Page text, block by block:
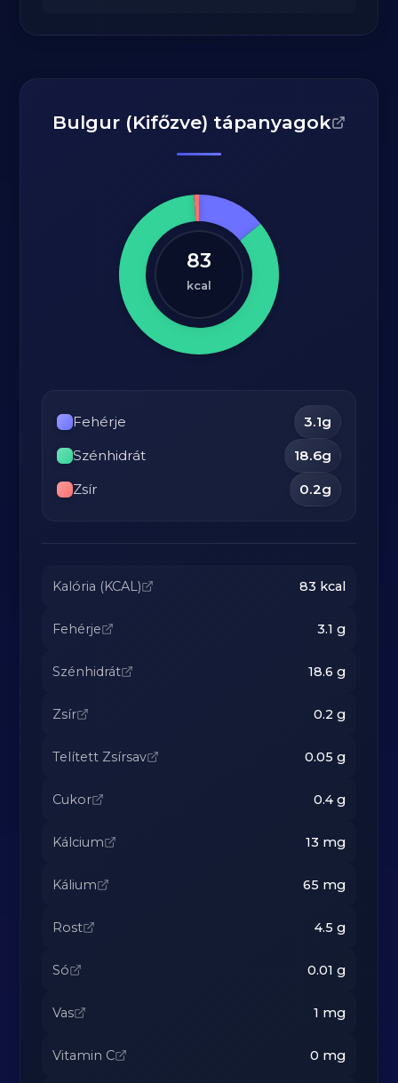
Bulgur (Kifőzve) tápanyagok
83
kcal
Fehérje 3.1g
Szénhidrát
18.6g
Zsír
0.2g
Kalória (KCAL) 83 kcal
Fehérje 3.1 g
Szénhidrát 18.6 g
Zsír 0.2 g
Telített Zsírsav 0.05 g
Cukor 0.4g
Kálcium 13 mg
Kálium 65 mg
Rost 4.5 g
Só 0.01 g
Vas 1 mg
Vitamin C 0 mg